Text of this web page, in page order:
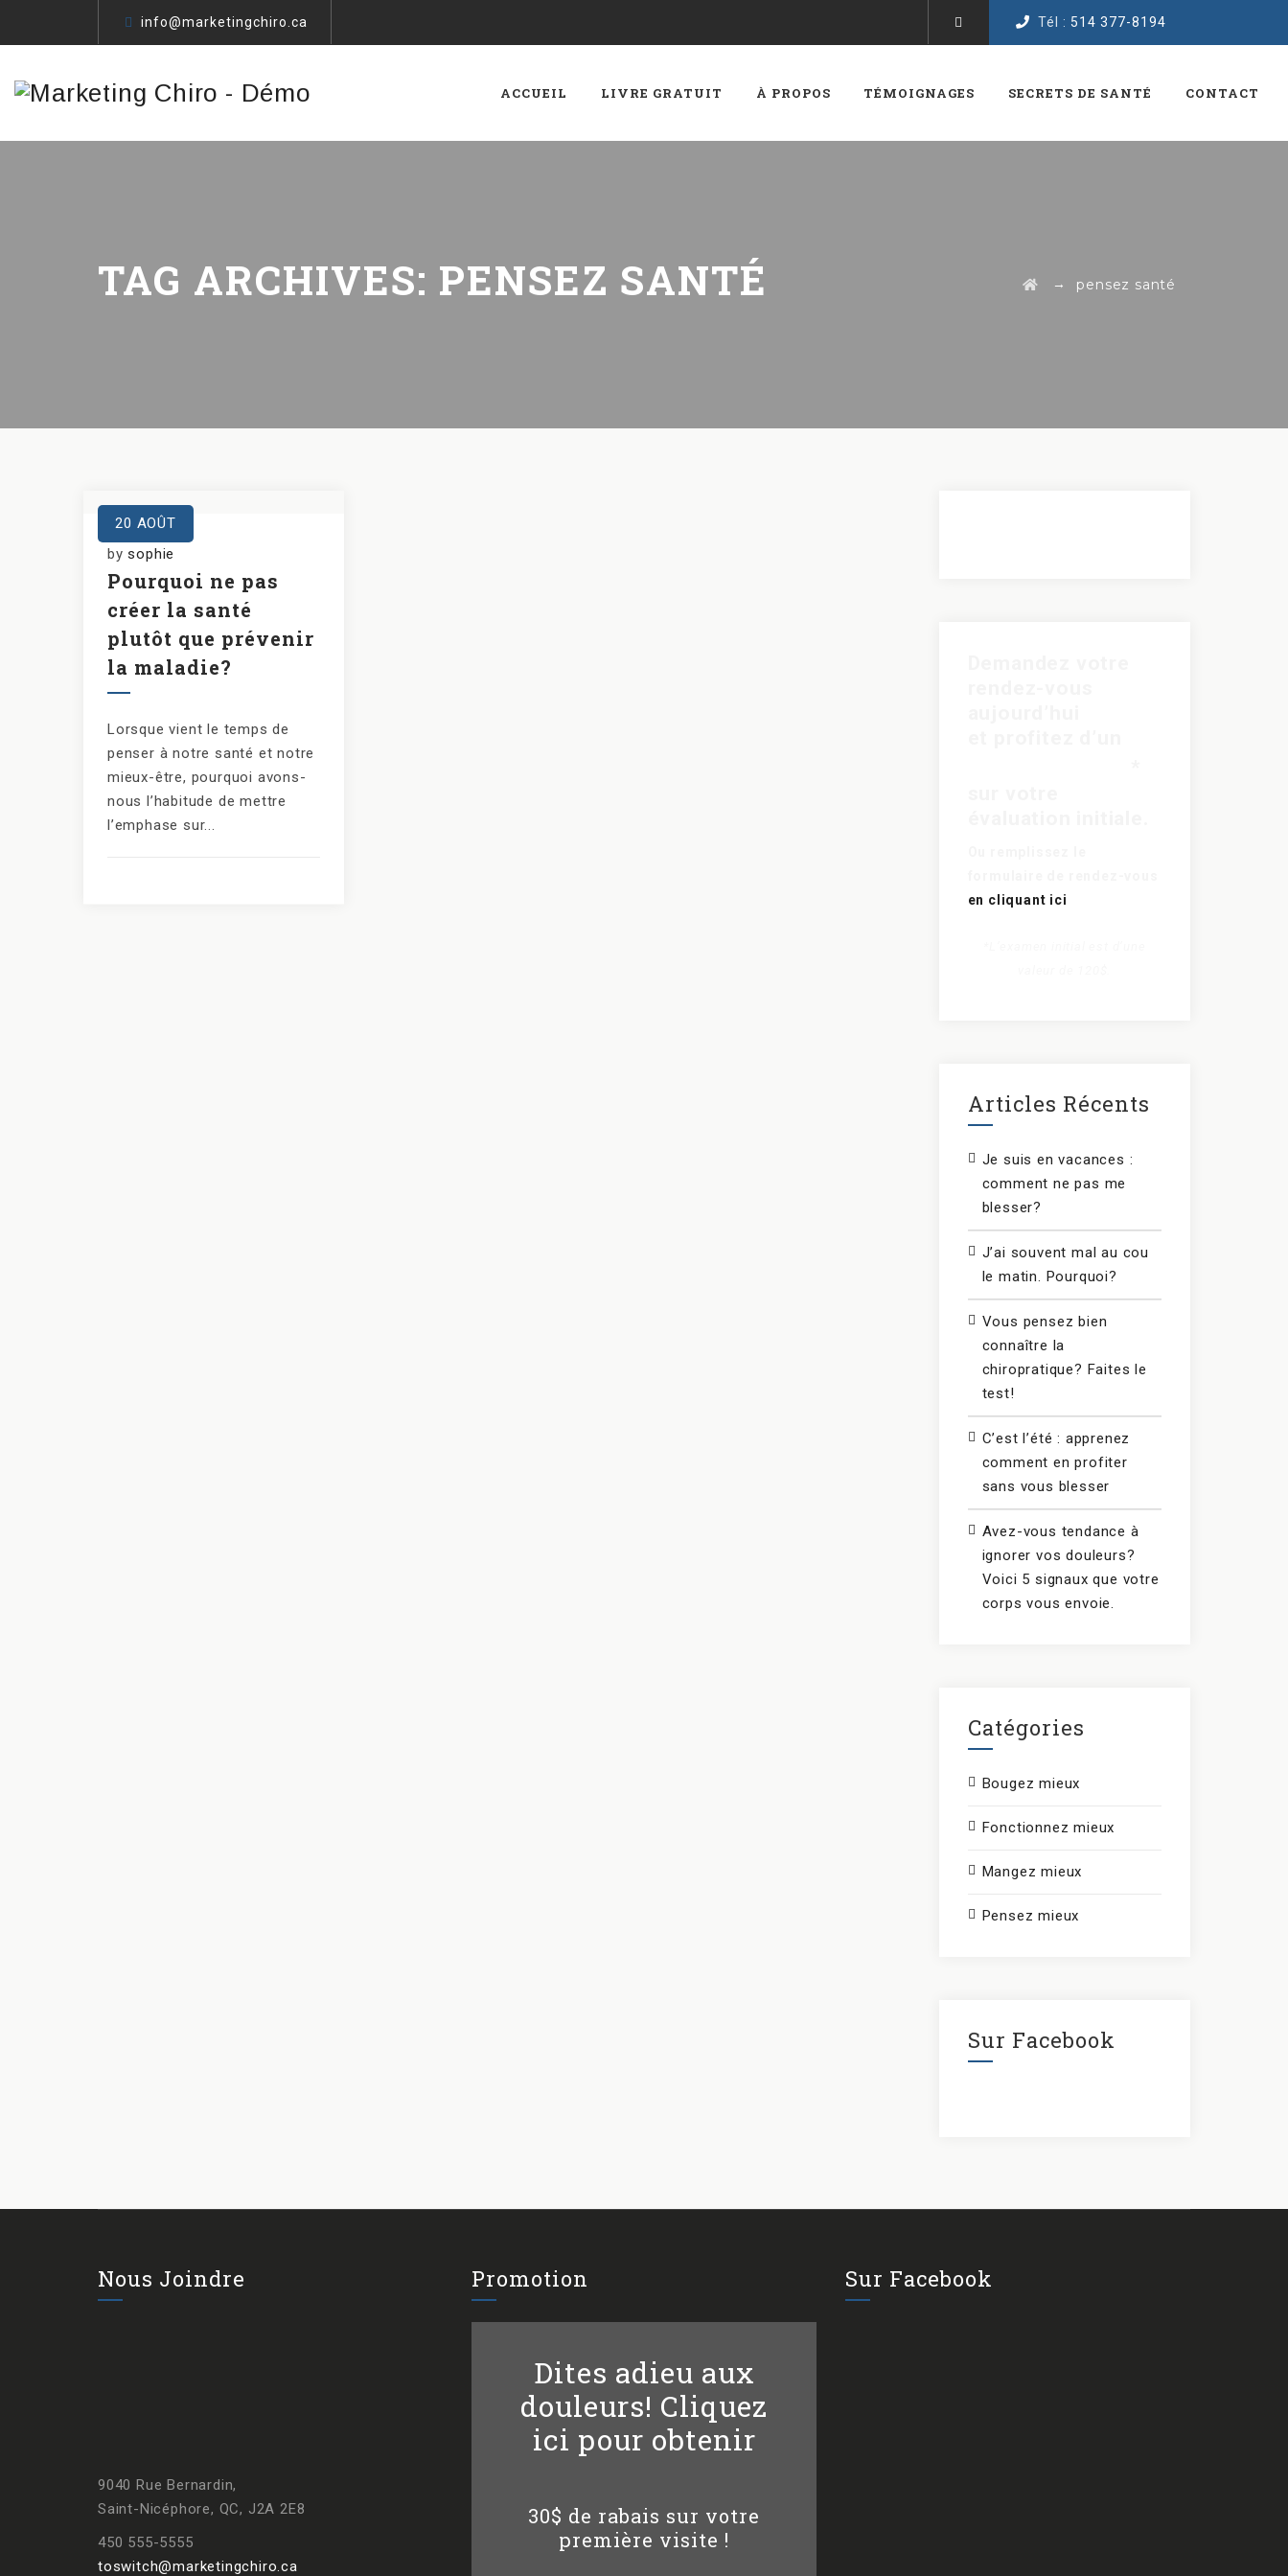
info@marketingchiro.ca Tél : 514 377-8194
ACCUEIL LIVRE GRATUIT À PROPOS TÉMOIGNAGES SECRETS DE SANTÉ CONTACT
TAG ARCHIVES: PENSEZ SANTÉ → pensez santé
20 AOÛT
bysophie
Pourquoi ne pas
créer la santé
plutôt que prévenir
la maladie?
Lorsque vient le temps de
penser à notre santé et notre
mieux-être, pourquoi avons-
nous l’habitude de mettre
l’emphase sur...
en cliquant ici
Articles Récents
Je suis en vacances :
comment ne pas me
blesser?
J’ai souvent mal au cou
le matin. Pourquoi?
Vous pensez bien
connaître la
chiropratique? Faites le
test!
C’est l’été : apprenez
comment en profiter
sans vous blesser
Avez-vous tendance à
ignorer vos douleurs?
Voici 5 signaux que votre
corps vous envoie.
Catégories
Bougez mieux
Fonctionnez mieux
Mangez mieux
Pensez mieux
Sur Facebook
Nous Joindre
9040 Rue Bernardin,
Saint-Nicéphore, QC, J2A 2E8
450 555-5555
toswitch@marketingchiro.ca
Promotion
Dites adieu aux
douleurs! Cliquez
ici pour obtenir
30$ de rabais sur votre
première visite !
Sur Facebook